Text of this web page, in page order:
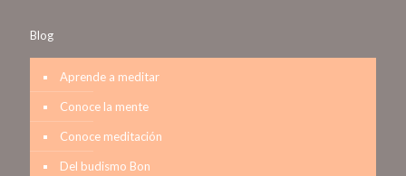
Blog
Aprende a meditar
Conoce la mente
Conoce meditación
Del budismo Bon